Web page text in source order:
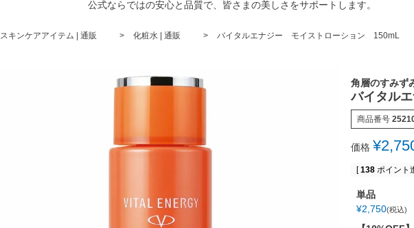
公式ならではの安心と品質で、皆さまの美しさをサポートします。
スキンケアアイテム | 通販 化粧水 | 通販 バイタルエナジー モイストローション 150mL
角層のすみず
バイタル
商品番号
価格 ¥
[ 138 ポイント
単品
¥2,750 税込